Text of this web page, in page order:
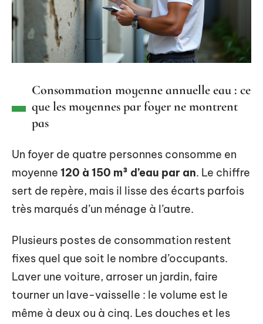
Consommation moyenne annuelle eau : ce
que les moyennes par foyer ne montrent
pas
Un foyer de quatre personnes consomme en
moyenne 120 à 150 m³ d’eau par an. Le chiffre
sert de repère, mais il lisse des écarts parfois
très marqués d’un ménage à l’autre.
Plusieurs postes de consommation restent
fixes quel que soit le nombre d’occupants.
Laver une voiture, arroser un jardin, faire
tourner un lave-vaisselle : le volume est le
même à deux ou à cinq. Les douches et les